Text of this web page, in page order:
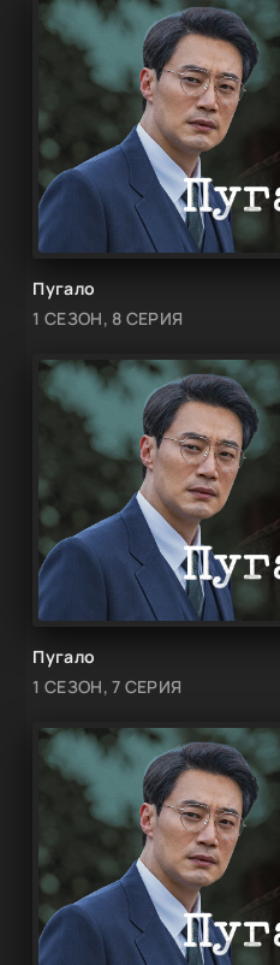
Пугало
1 СЕЗОН, 8 СЕРИЯ
Пугало
1 СЕЗОН, 7 СЕРИЯ